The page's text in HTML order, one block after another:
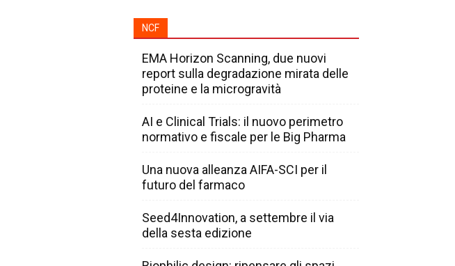
NCF
EMA Horizon Scanning, due nuovi
report sulla degradazione mirata delle
proteine e la microgravità
AI e Clinical Trials: il nuovo perimetro
normativo e fiscale per le Big Pharma
Una nuova alleanza AIFA-SCI per il
futuro del farmaco
Seed4Innovation, a settembre il via
della sesta edizione